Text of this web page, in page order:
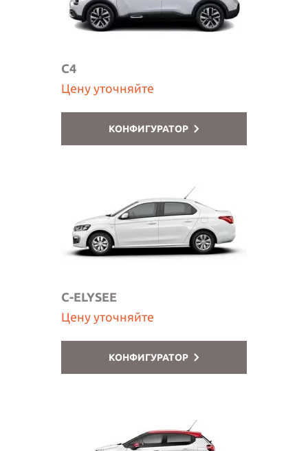
C4
Цену уточняйте
КОНФИГУРАТОР
C-ELYSEE
Цену уточняйте
КОНФИГУРАТОР